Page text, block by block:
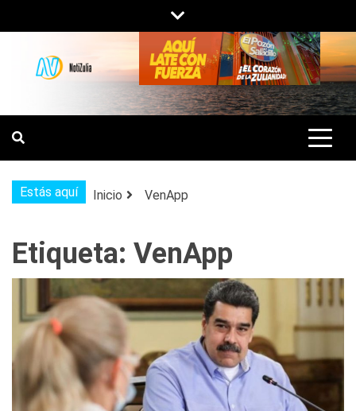
al
contenido
NOTIZULIA
NOTICIAS DEL ZULIA, VENEZUELA Y
DE INTERÉS GENERAL.
Estás aquí Inicio VenApp
Etiqueta: VenApp